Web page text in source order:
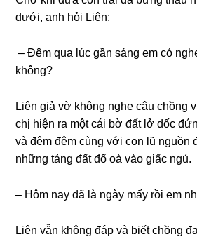
dưới, anh hỏi Liên:
– Đêm qua lúc gần sáng em có
không?
Liên giả vờ không nghe câu chồng
chị hiện ra một cái bờ đất lở dốc
và đêm đêm cùng với con lũ nguồn
những tảng đất đổ oà vào giấc ngủ.
– Hôm nay đã là ngày mấy rồi em
Liên vẫn không đáp và biết chồng